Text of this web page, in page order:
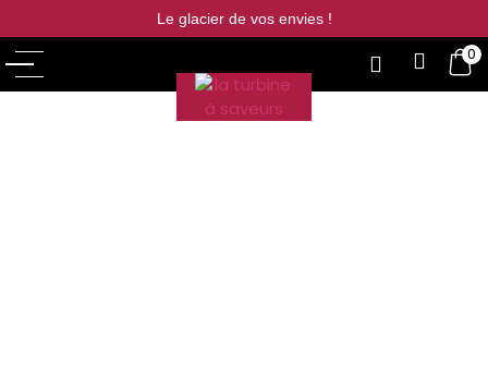
Le glacier de vos envies !
0